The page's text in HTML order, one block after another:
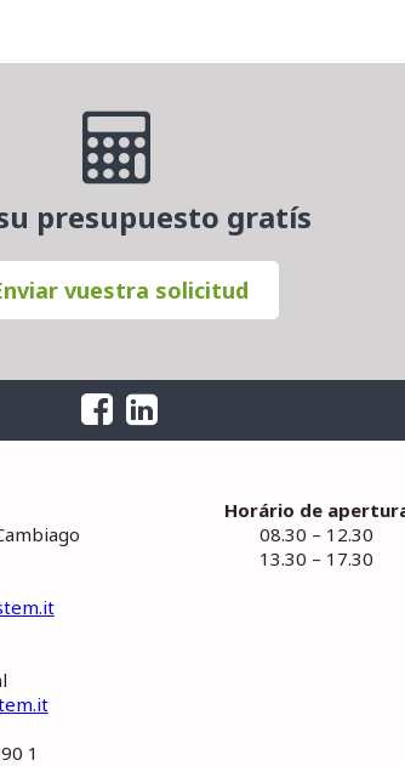
presupuesto gratís
vuestra solicitud
1
Horário de
08.30 – 12.30
13.30 – 17.30